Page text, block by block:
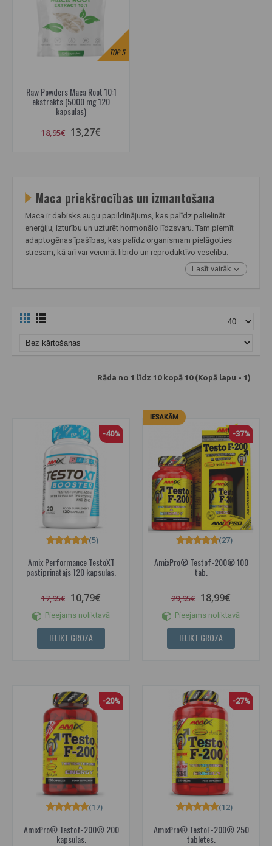
TOP5
Raw Powders Maca Root 10:1
ekstrakts (5000 mg 120
kapsulas)
18,95€ 13,27€
Maca priekšrocības un izmantošana
Maca ir dabisks augu papildinājums, kas palīdz palielināt
enerģiju, izturību un uzturēt hormonālo līdzsvaru. Tam piemīt
adaptogēnas īpašības, kas palīdz organismam pielāgoties
stresam, kā arī var veicināt libido un reproduktīvo veselību.
Lasīt vairāk
Rāda no 1 līdz 10 kopā 10 (Kopā lapu - 1)
-40%
Amix Performance TestoXT
pastiprinātājs 120 kapsulas.
(5)
17,95€ 10,79€
Pieejams noliktavā
IELIKT GROZĀ
IESAKĀM
-37%
AmixPro® Testof-200® 100
tab.
(27)
29,95€ 18,99€
Pieejams noliktavā
IELIKT GROZĀ
-20%
AmixPro® Testof-200® 200
kapsulas.
(17)
-27%
AmixPro® TestoF-200® 250
tabletes.
(12)